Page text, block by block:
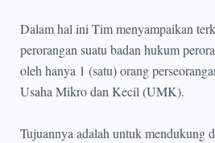
Dalam hal ini Tim menyampaikan
perorangan suatu badan hukum
oleh hanya 1 (satu) orang
Usaha Mikro dan Kecil (UMK).
Tujuannya adalah untuk mendukung